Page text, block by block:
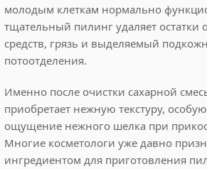
молодым клеткам нормально
тщательный пилинг удаляет остатки
средств, грязь и выделяемый
потоотделения.
Именно после очистки сахарной
приобретает нежную текстуру,
ощущение нежного шелка при
Многие косметологи уже давно
ингредиентом для приготовления